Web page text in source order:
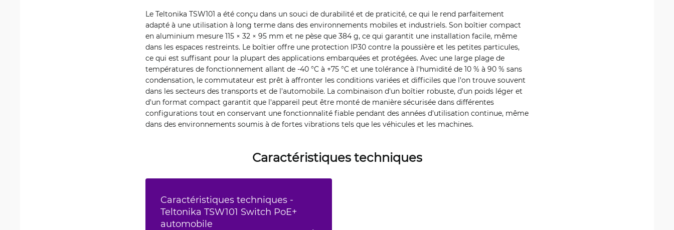
Le Teltonika TSW101 a été conçu dans un souci de durabilité et de praticité, ce qui le rend parfaitement
adapté à une utilisation à long terme dans des environnements mobiles et industriels. Son boîtier compact
en aluminium mesure 115 × 32 × 95 mm et ne pèse que 384 g, ce qui garantit une installation facile, même
dans les espaces restreints. Le boîtier offre une protection IP30 contre la poussière et les petites particules,
ce qui est suffisant pour la plupart des applications embarquées et protégées. Avec une large plage de
températures de fonctionnement allant de -40 °C à +75 °C et une tolérance à l'humidité de 10 % à 90 % sans
condensation, le commutateur est prêt à affronter les conditions variées et difficiles que l'on trouve souvent
dans les secteurs des transports et de l'automobile. La combinaison d'un boîtier robuste, d'un poids léger et
d'un format compact garantit que l'appareil peut être monté de manière sécurisée dans différentes
configurations tout en conservant une fonctionnalité fiable pendant des années d'utilisation continue, même
dans des environnements soumis à de fortes vibrations tels que les véhicules et les machines.
Caractéristiques techniques
Caractéristiques techniques -
Teltonika TSW101 Switch PoE+
automobile